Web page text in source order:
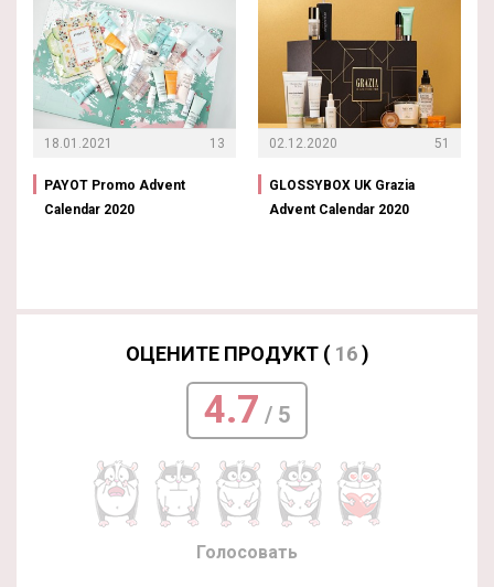
18.01.2021 13
PAYOT Promo Advent
Calendar 2020
02.12.2020 51
GLOSSYBOX UK Grazia
Advent Calendar 2020
ОЦЕНИТЕ ПРОДУКТ ( 16)
4.7 / 5
Голосовать